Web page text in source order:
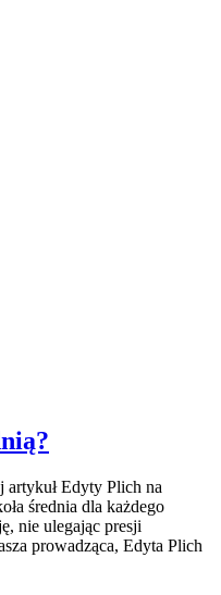
artykuł Edyty Plich na
średnia dla każdego
nie ulegając presji
prowadząca, Edyta Plich